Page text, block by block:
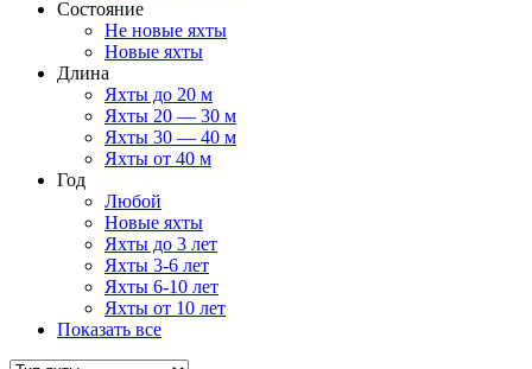
Состояние
Не новые яхты
Новые яхты
Длина
Яхты до 20 м
Яхты 20 — 30 м
Яхты 30 — 40 м
Яхты от 40 м
Год
Любой
Новые яхты
Яхты до 3 лет
Яхты 3-6 лет
Яхты 6-10 лет
Яхты от 10 лет
Показать все